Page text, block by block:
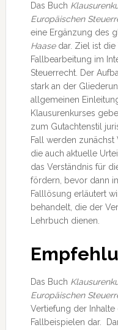
Das Buch
Europäischen
eine Ergänzung des
Haasedar. Ziel ist die
Fallbearbeitung im
Steuerrecht. Der
stark an der
allgemeinen
Klausurenkurses
zum Gutachtenstil
Fall werden
die auch aktuelle
das Verständnis für
fördern, bevor dann
Falllösung erläutert
behandelt, die der
Lehrbuch dienen.
Das Buch
Europäischen
Vertiefung der
Fallbeispielen dar.